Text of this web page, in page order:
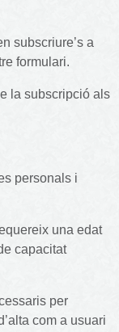
subscriure’s a
formulari.
la subscripció als
personals i
una edat
capacitat
per
com a usuari